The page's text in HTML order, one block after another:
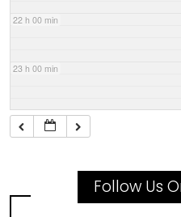
22 h 00 min
23 h 00 min
Follow Us